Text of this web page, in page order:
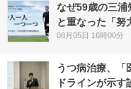
なぜ59歳の三
と重なった「努
08月05日 16時00分
うつ病治療、
ドラインが示す